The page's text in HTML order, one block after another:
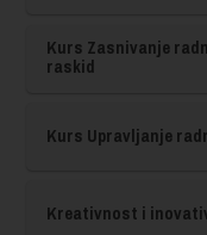
Kurs Zasnivanje
raskid
Kurs Upravljanje
Kreativnost i